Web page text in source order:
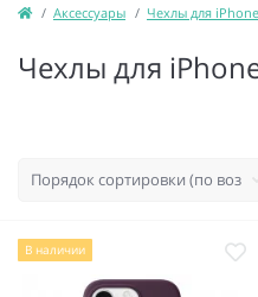
Аксессуары Чехлы для iPhone
Чехлы для
В наличии